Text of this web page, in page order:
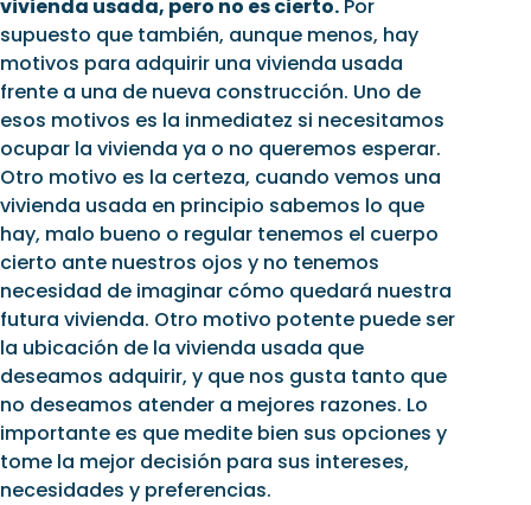
vivienda usada, pero no es cierto. Por
supuesto que también, aunque menos, hay
motivos para adquirir una vivienda usada
frente a una de nueva construcción. Uno de
esos motivos es la inmediatez si necesitamos
ocupar la vivienda ya o no queremos esperar.
Otro motivo es la certeza, cuando vemos una
vivienda usada en principio sabemos lo que
hay, malo bueno o regular tenemos el cuerpo
cierto ante nuestros ojos y no tenemos
necesidad de imaginar cómo quedará nuestra
futura vivienda. Otro motivo potente puede ser
la ubicación de la vivienda usada que
deseamos adquirir, y que nos gusta tanto que
no deseamos atender a mejores razones. Lo
importante es que medite bien sus opciones y
tome la mejor decisión para sus intereses,
necesidades y preferencias.